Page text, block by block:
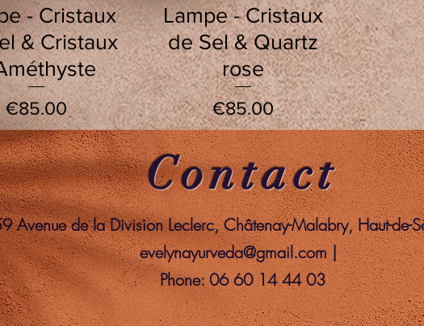
Quick View
- Cristaux
& Cristaux
Price
€85.00
Quick View
Lampe - Cristaux
de Sel & Quartz
rose
Price
€85.00
Contact
Avenue de la Division Leclerc, Châtenay-Malabry, Haut-de-
evelynayurveda@gmail.com|
Phone: 06 60 14 44 03